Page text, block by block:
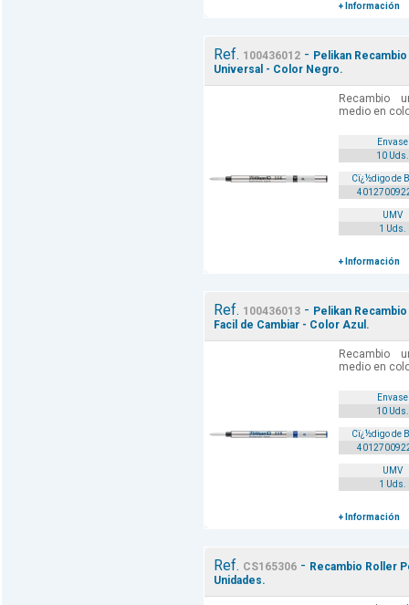
+ Información
Ref. 100436012- Pelikan
Universal - Color Negro.
Recambio
medio en
Envase
10 Uds.
Cï¿½digo de
UMV
1 Uds.
+ Información
Ref. 100436013- Pelikan
Facil de Cambiar - Color Azul.
Recambio
medio en
Envase
10 Uds.
Cï¿½digo de
UMV
1 Uds.
+ Información
Ref. CS165306- Recambio Roller
Unidades.